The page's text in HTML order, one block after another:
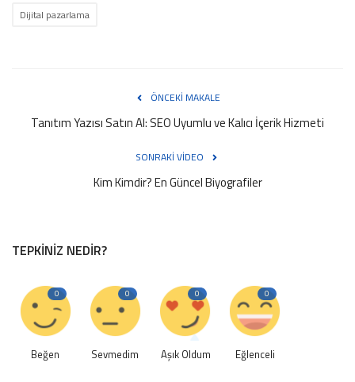
Dijital pazarlama
ÖNCEKI MAKALE
Tanıtım Yazısı Satın Al: SEO Uyumlu ve Kalıcı İçerik Hizmeti
SONRAKI VIDEO
Kim Kimdir? En Güncel Biyografiler
TEPKINIZ NEDIR?
0
Beğen
0
Sevmedim
0
Aşık Oldum
0
Eğlenceli